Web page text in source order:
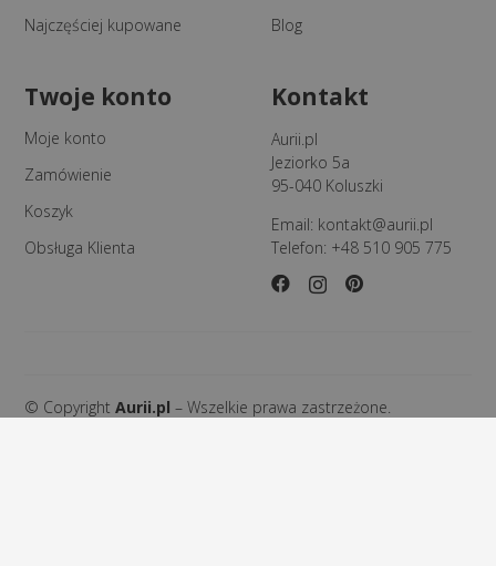
Najczęściej kupowane
Blog
Twoje konto
Moje konto
Zamówienie
Koszyk
Obsługa Klienta
Kontakt
Aurii.pl
Jeziorko 5a
95-040 Koluszki
Email: kontakt@aurii.pl
Telefon: +48 510 905 775
© CopyrightAurii.pl – Wszelkie prawa zastrzeżone.